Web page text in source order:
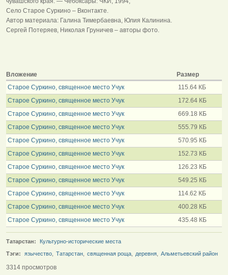
Село Старое Суркино – Вконтакте.
Автор материала: Галина Тимербаевна, Юлия Калинина.
Сергей Потеряев, Николая Груничев – авторы фото.
Вложение
Размер
Старое Суркино, священное место Учук
115.64 КБ
Старое Суркино, священное место Учук
172.64 КБ
Старое Суркино, священное место Учук
669.18 КБ
Старое Суркино, священное место Учук
555.79 КБ
Старое Суркино, священное место Учук
570.95 КБ
Старое Суркино, священное место Учук
152.73 КБ
Старое Суркино, священное место Учук
126.23 КБ
Старое Суркино, священное место Учук
549.25 КБ
Старое Суркино, священное место Учук
114.62 КБ
Старое Суркино, священное место Учук
400.28 КБ
Старое Суркино, священное место Учук
435.48 КБ
Татарстан:
Культурно-исторические места
Тэги:
язычество Татарстан священная роща деревня Альметьевский район
3314 просмотров